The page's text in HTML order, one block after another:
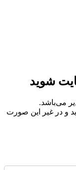
شوید
می‌باشد.
و در غیر این صورت